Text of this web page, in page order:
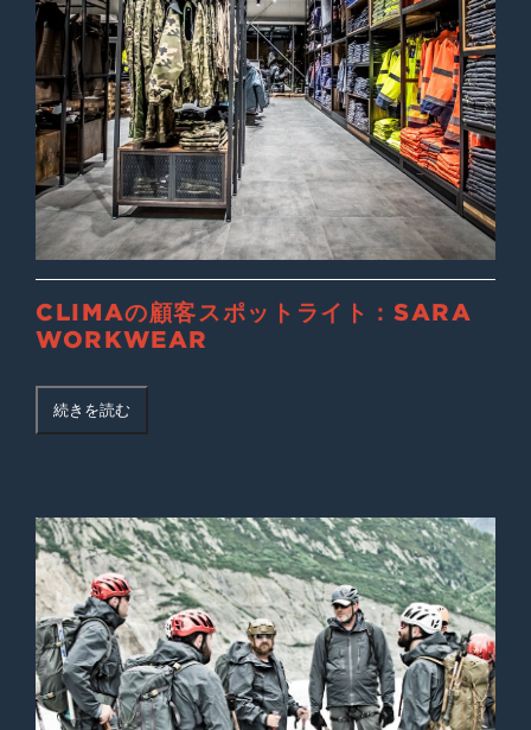
CLIMAの顧客スポットライト：SARA
WORKWEAR
続きを読む